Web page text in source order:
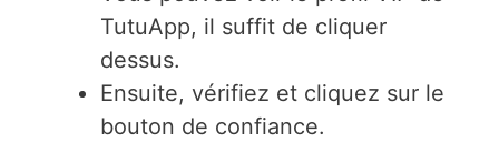
TutuApp, il suffit de cliquer
dessus.
Ensuite, vérifiez et cliquez sur le
bouton de confiance.